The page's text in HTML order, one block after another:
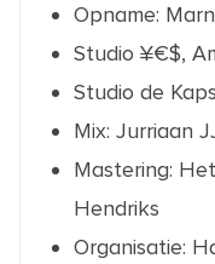
Opname:
Studio ¥€$,
Studio de
Mix: Jurriaan
Mastering:
Hendriks
Organisatie: